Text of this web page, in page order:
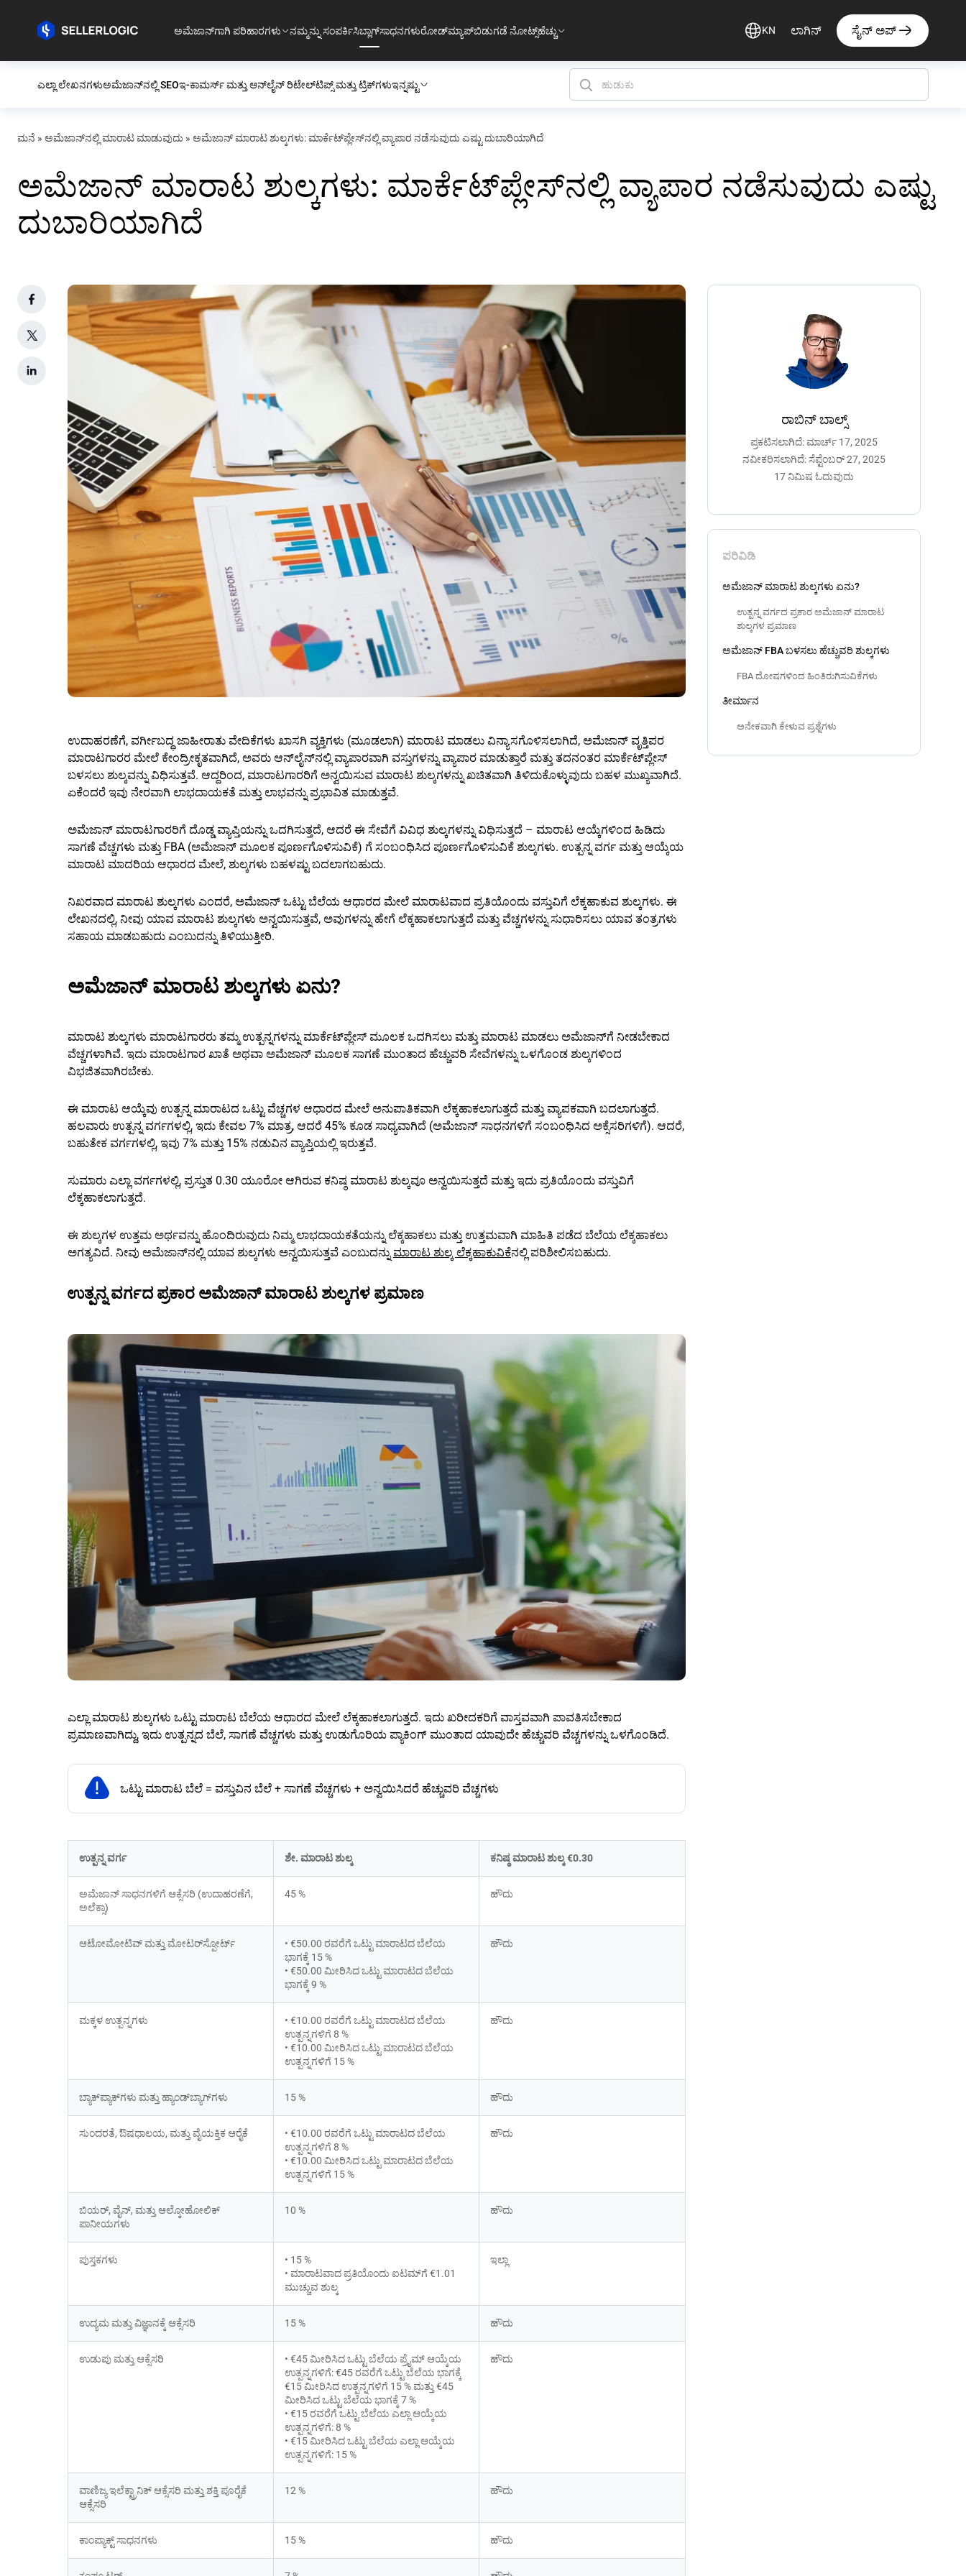
ಅಮೆಜಾನ್‌ಗಾಗಿ ಪರಿಹಾರಗಳು ನಮ್ಮನ್ನು ಸಂಪರ್ಕಿಸಿಬ್ಲಾಗ್ಸಾಧನಗಳುರೋಡ್‌ಮ್ಯಾಪ್ಬಿಡುಗಡೆ ನೋಟ್ಸ್ಹೆಚ್ಚು KN ಲಾಗಿನ್ ಸೈನ್ ಅಪ್
ಎಲ್ಲಾ ಲೇಖನಗಳುಅಮೆಜಾನ್‌ನಲ್ಲಿ SEOಇ-ಕಾಮರ್ಸ್ ಮತ್ತು ಆನ್‌ಲೈನ್ ರಿಟೇಲ್ಟಿಪ್ಸ್ ಮತ್ತು ಟ್ರಿಕ್‌ಗಳುಇನ್ನಷ್ಟು
ಮನೆ » ಅಮೆಜಾನ್‌ನಲ್ಲಿ ಮಾರಾಟ ಮಾಡುವುದು » ಅಮೆಜಾನ್ ಮಾರಾಟ ಶುಲ್ಕಗಳು: ಮಾರ್ಕೆಟ್‌ಪ್ಲೇಸ್‌ನಲ್ಲಿ ವ್ಯಾಪಾರ ನಡೆಸುವುದು ಎಷ್ಟು ದುಬಾರಿಯಾಗಿದೆ
ಅಮೆಜಾನ್ ಮಾರಾಟ ಶುಲ್ಕಗಳು: ಮಾರ್ಕೆಟ್‌ಪ್ಲೇಸ್‌ನಲ್ಲಿ ವ್ಯಾಪಾರ ನಡೆಸುವುದು ಎಷ್ಟು
ದುಬಾರಿಯಾಗಿದೆ
ರಾಬಿನ್ ಬಾಲ್ಸ್
ಪ್ರಕಟಿಸಲಾಗಿದೆ: ಮಾರ್ಚ್ 17, 2025
ನವೀಕರಿಸಲಾಗಿದೆ: ಸೆಪ್ಟೆಂಬರ್ 27, 2025
17 ನಿಮಿಷ ಓದುವುದು
ಪರಿವಿಡಿ
ಅಮೆಜಾನ್ ಮಾರಾಟ ಶುಲ್ಕಗಳು ಏನು?
ಉತ್ಪನ್ನ ವರ್ಗದ ಪ್ರಕಾರ ಅಮೆಜಾನ್ ಮಾರಾಟ
ಶುಲ್ಕಗಳ ಪ್ರಮಾಣ
ಅಮೆಜಾನ್ FBA ಬಳಸಲು ಹೆಚ್ಚುವರಿ ಶುಲ್ಕಗಳು
FBA ದೋಷಗಳಿಂದ ಹಿಂತಿರುಗಿಸುವಿಕೆಗಳು
ತೀರ್ಮಾನ
ಅನೇಕವಾಗಿ ಕೇಳುವ ಪ್ರಶ್ನೆಗಳು
ಉದಾಹರಣೆಗೆ, ವರ್ಗೀಬದ್ಧ ಜಾಹೀರಾತು ವೇದಿಕೆಗಳು ಖಾಸಗಿ ವ್ಯಕ್ತಿಗಳು (ಮೂಡಲಾಗಿ) ಮಾರಾಟ ಮಾಡಲು ವಿನ್ಯಾಸಗೊಳಿಸಲಾಗಿದೆ, ಅಮೆಜಾನ್ ವೃತ್ತಿಪರ
ಮಾರಾಟಗಾರರ ಮೇಲೆ ಕೇಂದ್ರೀಕೃತವಾಗಿದೆ, ಅವರು ಆನ್‌ಲೈನ್‌ನಲ್ಲಿ ವ್ಯಾಪಾರವಾಗಿ ವಸ್ತುಗಳನ್ನು ವ್ಯಾಪಾರ ಮಾಡುತ್ತಾರೆ ಮತ್ತು ತದನಂತರ ಮಾರ್ಕೆಟ್‌ಪ್ಲೇಸ್
ಬಳಸಲು ಶುಲ್ಕವನ್ನು ವಿಧಿಸುತ್ತವೆ. ಆದ್ದರಿಂದ, ಮಾರಾಟಗಾರರಿಗೆ ಅನ್ವಯಿಸುವ ಮಾರಾಟ ಶುಲ್ಕಗಳನ್ನು ಖಚಿತವಾಗಿ ತಿಳಿದುಕೊಳ್ಳುವುದು ಬಹಳ ಮುಖ್ಯವಾಗಿದೆ.
ಏಕೆಂದರೆ ಇವು ನೇರವಾಗಿ ಲಾಭದಾಯಕತೆ ಮತ್ತು ಲಾಭವನ್ನು ಪ್ರಭಾವಿತ ಮಾಡುತ್ತವೆ.
ಅಮೆಜಾನ್ ಮಾರಾಟಗಾರರಿಗೆ ದೊಡ್ಡ ವ್ಯಾಪ್ತಿಯನ್ನು ಒದಗಿಸುತ್ತದೆ, ಆದರೆ ಈ ಸೇವೆಗೆ ವಿವಿಧ ಶುಲ್ಕಗಳನ್ನು ವಿಧಿಸುತ್ತದೆ – ಮಾರಾಟ ಆಯ್ಕೆಗಳಿಂದ ಹಿಡಿದು
ಸಾಗಣೆ ವೆಚ್ಚಗಳು ಮತ್ತು FBA (ಅಮೆಜಾನ್ ಮೂಲಕ ಪೂರ್ಣಗೊಳಿಸುವಿಕೆ) ಗೆ ಸಂಬಂಧಿಸಿದ ಪೂರ್ಣಗೊಳಿಸುವಿಕೆ ಶುಲ್ಕಗಳು. ಉತ್ಪನ್ನ ವರ್ಗ ಮತ್ತು ಆಯ್ಕೆಯ
ಮಾರಾಟ ಮಾದರಿಯ ಆಧಾರದ ಮೇಲೆ, ಶುಲ್ಕಗಳು ಬಹಳಷ್ಟು ಬದಲಾಗಬಹುದು.
ನಿಖರವಾದ ಮಾರಾಟ ಶುಲ್ಕಗಳು ಎಂದರೆ, ಅಮೆಜಾನ್ ಒಟ್ಟು ಬೆಲೆಯ ಆಧಾರದ ಮೇಲೆ ಮಾರಾಟವಾದ ಪ್ರತಿಯೊಂದು ವಸ್ತುವಿಗೆ ಲೆಕ್ಕಹಾಕುವ ಶುಲ್ಕಗಳು. ಈ
ಲೇಖನದಲ್ಲಿ, ನೀವು ಯಾವ ಮಾರಾಟ ಶುಲ್ಕಗಳು ಅನ್ವಯಿಸುತ್ತವೆ, ಅವುಗಳನ್ನು ಹೇಗೆ ಲೆಕ್ಕಹಾಕಲಾಗುತ್ತದೆ ಮತ್ತು ವೆಚ್ಚಗಳನ್ನು ಸುಧಾರಿಸಲು ಯಾವ ತಂತ್ರಗಳು
ಸಹಾಯ ಮಾಡಬಹುದು ಎಂಬುದನ್ನು ತಿಳಿಯುತ್ತೀರಿ.
ಅಮೆಜಾನ್ ಮಾರಾಟ ಶುಲ್ಕಗಳು ಏನು?
ಮಾರಾಟ ಶುಲ್ಕಗಳು ಮಾರಾಟಗಾರರು ತಮ್ಮ ಉತ್ಪನ್ನಗಳನ್ನು ಮಾರ್ಕೆಟ್‌ಪ್ಲೇಸ್ ಮೂಲಕ ಒದಗಿಸಲು ಮತ್ತು ಮಾರಾಟ ಮಾಡಲು ಅಮೆಜಾನ್‌ಗೆ ನೀಡಬೇಕಾದ
ವೆಚ್ಚಗಳಾಗಿವೆ. ಇದು ಮಾರಾಟಗಾರ ಖಾತೆ ಅಥವಾ ಅಮೆಜಾನ್ ಮೂಲಕ ಸಾಗಣೆ ಮುಂತಾದ ಹೆಚ್ಚುವರಿ ಸೇವೆಗಳನ್ನು ಒಳಗೊಂಡ ಶುಲ್ಕಗಳಿಂದ
ವಿಭಜಿತವಾಗಿರಬೇಕು.
ಈ ಮಾರಾಟ ಆಯ್ಕೆವು ಉತ್ಪನ್ನ ಮಾರಾಟದ ಒಟ್ಟು ವೆಚ್ಚಗಳ ಆಧಾರದ ಮೇಲೆ ಅನುಪಾತಿಕವಾಗಿ ಲೆಕ್ಕಹಾಕಲಾಗುತ್ತದೆ ಮತ್ತು ವ್ಯಾಪಕವಾಗಿ ಬದಲಾಗುತ್ತದೆ.
ಹಲವಾರು ಉತ್ಪನ್ನ ವರ್ಗಗಳಲ್ಲಿ, ಇದು ಕೇವಲ 7% ಮಾತ್ರ, ಆದರೆ 45% ಕೂಡ ಸಾಧ್ಯವಾಗಿದೆ (ಅಮೆಜಾನ್ ಸಾಧನಗಳಿಗೆ ಸಂಬಂಧಿಸಿದ ಅಕ್ಸೆಸರಿ‌ಗಳಿಗೆ). ಆದರೆ,
ಬಹುತೇಕ ವರ್ಗಗಳಲ್ಲಿ, ಇವು 7% ಮತ್ತು 15% ನಡುವಿನ ವ್ಯಾಪ್ತಿಯಲ್ಲಿ ಇರುತ್ತವೆ.
ಸುಮಾರು ಎಲ್ಲಾ ವರ್ಗಗಳಲ್ಲಿ, ಪ್ರಸ್ತುತ 0.30 ಯೂರೋ ಆಗಿರುವ ಕನಿಷ್ಠ ಮಾರಾಟ ಶುಲ್ಕವೂ ಅನ್ವಯಿಸುತ್ತದೆ ಮತ್ತು ಇದು ಪ್ರತಿಯೊಂದು ವಸ್ತುವಿಗೆ
ಲೆಕ್ಕಹಾಕಲಾಗುತ್ತದೆ.
ಈ ಶುಲ್ಕಗಳ ಉತ್ತಮ ಅರ್ಥವನ್ನು ಹೊಂದಿರುವುದು ನಿಮ್ಮ ಲಾಭದಾಯಕತೆಯನ್ನು ಲೆಕ್ಕಹಾಕಲು ಮತ್ತು ಉತ್ತಮವಾಗಿ ಮಾಹಿತಿ ಪಡೆದ ಬೆಲೆಯ ಲೆಕ್ಕಹಾಕಲು
ಅಗತ್ಯವಿದೆ. ನೀವು ಅಮೆಜಾನ್‌ನಲ್ಲಿ ಯಾವ ಶುಲ್ಕಗಳು ಅನ್ವಯಿಸುತ್ತವೆ ಎಂಬುದನ್ನು ಮಾರಾಟ ಶುಲ್ಕ ಲೆಕ್ಕಹಾಕುವಿಕೆನಲ್ಲಿ ಪರಿಶೀಲಿಸಬಹುದು.
ಉತ್ಪನ್ನ ವರ್ಗದ ಪ್ರಕಾರ ಅಮೆಜಾನ್ ಮಾರಾಟ ಶುಲ್ಕಗಳ ಪ್ರಮಾಣ
ಎಲ್ಲಾ ಮಾರಾಟ ಶುಲ್ಕಗಳು ಒಟ್ಟು ಮಾರಾಟ ಬೆಲೆಯ ಆಧಾರದ ಮೇಲೆ ಲೆಕ್ಕಹಾಕಲಾಗುತ್ತದೆ. ಇದು ಖರೀದಕರಿಗೆ ವಾಸ್ತವವಾಗಿ ಪಾವತಿಸಬೇಕಾದ
ಪ್ರಮಾಣವಾಗಿದ್ದು, ಇದು ಉತ್ಪನ್ನದ ಬೆಲೆ, ಸಾಗಣೆ ವೆಚ್ಚಗಳು ಮತ್ತು ಉಡುಗೊರಿಯ ಪ್ಯಾಕಿಂಗ್ ಮುಂತಾದ ಯಾವುದೇ ಹೆಚ್ಚುವರಿ ವೆಚ್ಚಗಳನ್ನು ಒಳಗೊಂಡಿದೆ.
ಒಟ್ಟು ಮಾರಾಟ ಬೆಲೆ = ವಸ್ತುವಿನ ಬೆಲೆ + ಸಾಗಣೆ ವೆಚ್ಚಗಳು + ಅನ್ವಯಿಸಿದರೆ ಹೆಚ್ಚುವರಿ ವೆಚ್ಚಗಳು
ಉತ್ಪನ್ನ ವರ್ಗ ಶೇ. ಮಾರಾಟ ಶುಲ್ಕ ಕನಿಷ್ಠ ಮಾರಾಟ ಶುಲ್ಕ €0.30
ಅಮೆಜಾನ್ ಸಾಧನಗಳಿಗೆ ಆಕ್ಸೆಸರಿ (ಉದಾಹರಣೆಗೆ,
ಅಲೆಕ್ಸಾ)
45 % ಹೌದು
ಆಟೋಮೋಟಿವ್ ಮತ್ತು ಮೋಟರ್‌ಸ್ಪೋರ್ಟ್
• €50.00 ರವರೆಗೆ ಒಟ್ಟು ಮಾರಾಟದ ಬೆಲೆಯ
ಭಾಗಕ್ಕೆ 15 %
• €50.00 ಮೀರಿಸಿದ ಒಟ್ಟು ಮಾರಾಟದ ಬೆಲೆಯ
ಭಾಗಕ್ಕೆ 9 %
ಹೌದು
ಮಕ್ಕಳ ಉತ್ಪನ್ನಗಳು
• €10.00 ರವರೆಗೆ ಒಟ್ಟು ಮಾರಾಟದ ಬೆಲೆಯ
ಉತ್ಪನ್ನಗಳಿಗೆ 8 %
• €10.00 ಮೀರಿಸಿದ ಒಟ್ಟು ಮಾರಾಟದ ಬೆಲೆಯ
ಉತ್ಪನ್ನಗಳಿಗೆ 15 %
ಹೌದು
ಬ್ಯಾಕ್‌ಪ್ಯಾಕ್‌ಗಳು ಮತ್ತು ಹ್ಯಾಂಡ್‌ಬ್ಯಾಗ್‌ಗಳು 15 % ಹೌದು
ಸುಂದರತೆ, ಔಷಧಾಲಯ, ಮತ್ತು ವೈಯಕ್ತಿಕ ಆರೈಕೆ
• €10.00 ರವರೆಗೆ ಒಟ್ಟು ಮಾರಾಟದ ಬೆಲೆಯ
ಉತ್ಪನ್ನಗಳಿಗೆ 8 %
• €10.00 ಮೀರಿಸಿದ ಒಟ್ಟು ಮಾರಾಟದ ಬೆಲೆಯ
ಉತ್ಪನ್ನಗಳಿಗೆ 15 %
ಹೌದು
ಬಿಯರ್, ವೈನ್, ಮತ್ತು ಆಲ್ಕೋಹೋಲಿಕ್
ಪಾನೀಯಗಳು
10 % ಹೌದು
ಪುಸ್ತಕಗಳು
• 15 %
• ಮಾರಾಟವಾದ ಪ್ರತಿಯೊಂದು ಐಟಮ್‌ಗೆ €1.01
ಮುಚ್ಚುವ ಶುಲ್ಕ
ಇಲ್ಲಾ
ಉದ್ಯಮ ಮತ್ತು ವಿಜ್ಞಾನಕ್ಕೆ ಆಕ್ಸೆಸರಿ 15 % ಹೌದು
ಉಡುಪು ಮತ್ತು ಆಕ್ಸೆಸರಿ
• €45 ಮೀರಿಸಿದ ಒಟ್ಟು ಬೆಲೆಯ ಪ್ರೈಮ್ ಆಯ್ಕೆಯ
ಉತ್ಪನ್ನಗಳಿಗೆ: €45 ರವರೆಗೆ ಒಟ್ಟು ಬೆಲೆಯ ಭಾಗಕ್ಕೆ
€15 ಮೀರಿಸಿದ ಉತ್ಪನ್ನಗಳಿಗೆ 15 % ಮತ್ತು €45
ಮೀರಿಸಿದ ಒಟ್ಟು ಬೆಲೆಯ ಭಾಗಕ್ಕೆ 7 %
• €15 ರವರೆಗೆ ಒಟ್ಟು ಬೆಲೆಯ ಎಲ್ಲಾ ಆಯ್ಕೆಯ
ಉತ್ಪನ್ನಗಳಿಗೆ: 8 %
• €15 ಮೀರಿಸಿದ ಒಟ್ಟು ಬೆಲೆಯ ಎಲ್ಲಾ ಆಯ್ಕೆಯ
ಉತ್ಪನ್ನಗಳಿಗೆ: 15 %
ಹೌದು
ವಾಣಿಜ್ಯ ಇಲೆಕ್ಟ್ರಾನಿಕ್ ಆಕ್ಸೆಸರಿ ಮತ್ತು ಶಕ್ತಿ ಪೂರೈಕೆ
ಆಕ್ಸೆಸರಿ
12 % ಹೌದು
ಕಾಂಪ್ಯಾಕ್ಟ್ ಸಾಧನಗಳು 15 % ಹೌದು